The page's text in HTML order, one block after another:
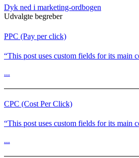
Dyk ned i marketing-ordbogen
Udvalgte begreber
PPC (Pay per click)
“This post uses custom fields for its main
...
CPC (Cost Per Click)
“This post uses custom fields for its main
...